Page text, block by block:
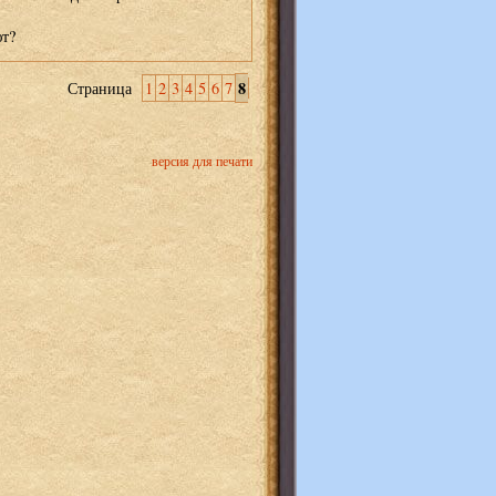
Страница 1 2 3 4 5 6 7 8
версия для печати